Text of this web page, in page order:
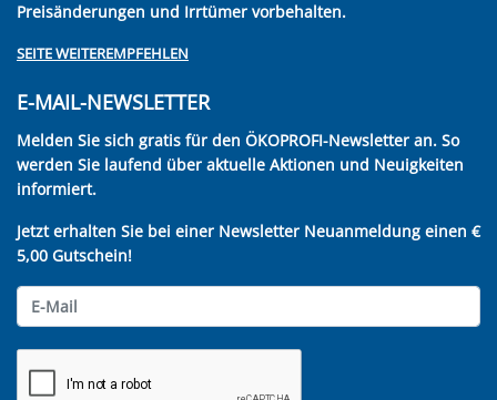
Preisänderungen und Irrtümer vorbehalten.
SEITE WEITEREMPFEHLEN
E-MAIL-NEWSLETTER
Melden Sie sich gratis für den ÖKOPROFI-Newsletter an. So
werden Sie laufend über aktuelle Aktionen und Neuigkeiten
informiert.
Jetzt erhalten Sie bei einer Newsletter Neuanmeldung einen €
5,00 Gutschein!